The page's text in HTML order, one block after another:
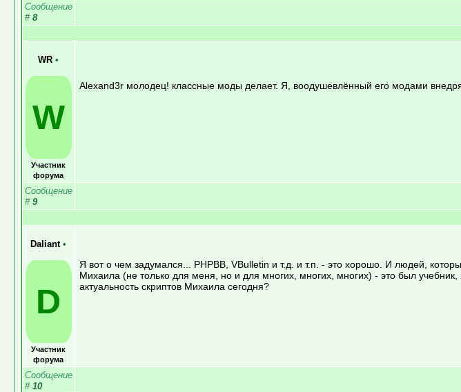
Сообщение
# 8
WR •
W
Участник
форума
Alexand3r молодец! классные моды делает. Я, воодушевлённый его модами
Сообщение
# 9
Daliant •
D
Участник
форума
Я вот о чем задумался... PHPBB, VBulletin и т.д. и т.п. - это хорошо. И людей,
Михаила (не только для меня, но и для многих, многих, многих) - это был
актуальность скриптов Михаила сегодня?
Сообщение
# 10